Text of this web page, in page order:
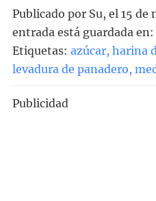
Publicado por Su, el 15 de
entrada está guardada en:
Etiquetas: azúcar, harina
levadura de panadero,
Publicidad